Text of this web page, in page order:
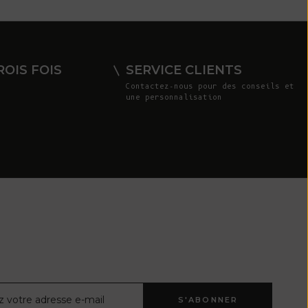
Costa Rica
Côte d'Ivoire
Croatie (EUR
Djibouti (DJF
Fdj)
FOIS SERVICE CLIENTS
Contactez-nous pour des conseils et
une personnalisation
S'ABONNER